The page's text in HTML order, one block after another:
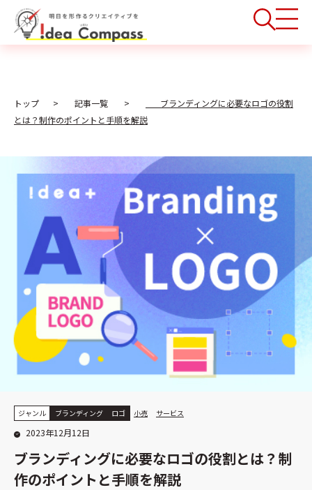
トップ 記事一覧
ブランディングに必要なロゴの役割
とは？制作のポイントと手順を解説
ジャンル ブランディング ロゴ 小売 サービス
2023年12月12日
ブランディングに必要なロゴの役割とは？制
作のポイントと手順を解説